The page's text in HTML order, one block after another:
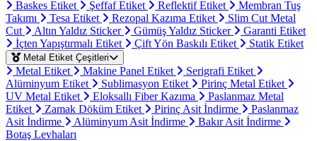
Baskes Etiket
Şeffaf Etiket Reflektif Etiket
Membran Tuş
Takımı
Tesa Etiket Rezopal Kazıma Etiket
Slim Cut Metal
Cut
Altın Yaldız Sticker Gümüş Yaldız Sticker
Garanti Etiket
İçten Yapıştırmalı Etiket
Çift Yön Baskılı Etiket Statik Etiket
Metal Etiket Çeşitleri
Metal Etiket Makine Panel Etiket
Serigrafi Etiket
Alüminyum Etiket
Sublimasyon Etiket
Pirinç Metal Etiket
UV Metal Etiket
Eloksallı Fiber Kazıma
Paslanmaz Metal
Etiket
Zamak Döküm Etiket Pirinç Asit İndirme
Paslanmaz
Asit İndirme
Alüminyum Asit İndirme
Bakır Asit İndirme
Botaş Levhaları